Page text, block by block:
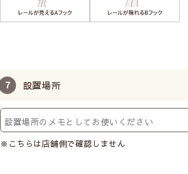
設置場所
※こちらは店舗側で確認しません